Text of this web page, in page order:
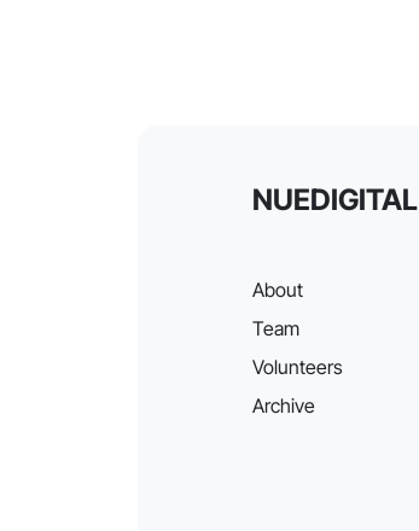
NUEDIGITAL
About
Team
Volunteers
Archive